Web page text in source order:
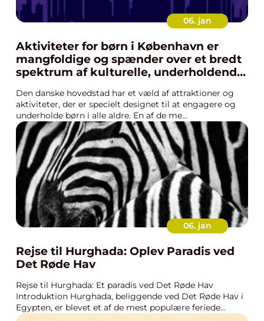
06. jan
Aktiviteter for børn i København er
mangfoldige og spænder over et bredt
spektrum af kulturelle, underholdende
Den danske hovedstad har et væld af attraktioner og
aktiviteter, der er specielt designet til at engagere og
underholde børn i alle aldre. En af de me...
06. jan
Rejse til Hurghada: Oplev Paradis ved
Det Røde Hav
Rejse til Hurghada: Et paradis ved Det Røde Hav
Introduktion Hurghada, beliggende ved Det Røde Hav i
Egypten, er blevet et af de mest populære feriede...